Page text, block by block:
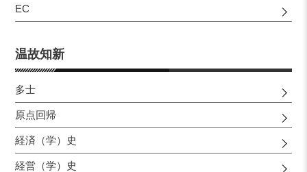
EC
温故知新
多士
原点回帰
経済（学）史
経営（学）史